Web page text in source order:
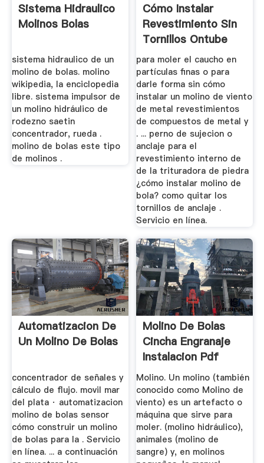
Sistema Hidraulico
Molinos Bolas
sistema hidraulico de un
molino de bolas. molino
wikipedia, la enciclopedia
libre. sistema impulsor de
un molino hidráulico de
rodezno saetin
concentrador, rueda .
molino de bolas este tipo
de molinos .
Cómo Instalar
Revestimiento Sin
Tornillos Ontube
Molino De
para moler el caucho en
partículas finas o para
darle forma sin cómo
instalar un molino de viento
de metal revestimientos
de compuestos de metal y
. ... perno de sujecion o
anclaje para el
revestimiento interno de
de la trituradora de piedra
¿cómo instalar molino de
bola? como quitar los
tornillos de anclaje .
Servicio en línea.
Automatizacion De
Un Molino De Bolas
concentrador de señales y
cálculo de flujo. movil mar
del plata · automatizacion
molino de bolas sensor
cómo construir un molino
de bolas para la . Servicio
en línea. ... a continuación
Molino De Bolas
Cincha Engranaje
Instalacion Pdf
Molino. Un molino (también
conocido como Molino de
viento) es un artefacto o
máquina que sirve para
moler. (molino hidráulico),
animales (molino de
sangre) y, en molinos